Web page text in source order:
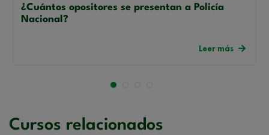
¿Cuántos opositores se presentan a Policía
Nacional?
Leer más
Cursos relacionados